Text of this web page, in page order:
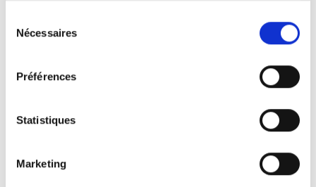
Nécessaires
Préférences
Statistiques
Marketing
traditionnelle, nous concevons et installons des
matériaux, finitions soignées : chaque réalisation
est pensée pour allier esthétique et fonctionnalité.